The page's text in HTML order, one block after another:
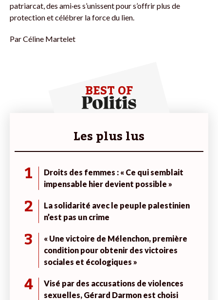
patriarcat, des ami·es s’unissent pour s’offrir plus de
protection et célébrer la force du lien.
ParCéline Martelet
BEST OF
Les plus lus
1
Droits des femmes : « Ce qui semblait
impensable hier devient possible »
2
La solidarité avec le peuple palestinien
n’est pas un crime
3
« Une victoire de Mélenchon, première
condition pour obtenir des victoires
sociales et écologiques »
4
Visé par des accusations de violences
sexuelles, Gérard Darmon est choisi